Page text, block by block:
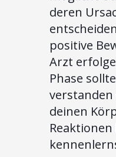
deren
positive
Arzt
Phase
deinen